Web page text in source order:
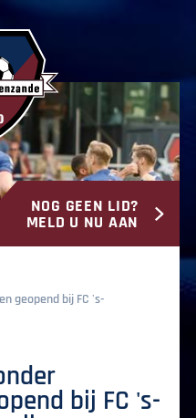
NOG GEEN LID?
MELD U NU AAN
geopend bij FC 's-
bij FC 's-